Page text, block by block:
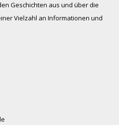
Geschichten aus und über die
Vielzahl an Informationen und